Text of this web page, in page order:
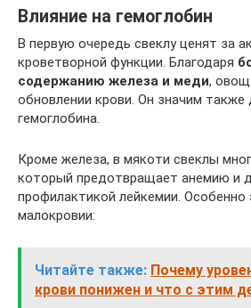
Влияние на гемоглобин
В первую очередь свеклу ценят за
кроветворной функции. Благодаря
содержанию железа и меди, овощ
обновлении крови. Он значим также
гемоглобина.
Кроме железа, в мякоти свеклы
который предотвращает анемию и
профилактикой лейкемии.
малокровии:
Читайте также: Почему
крови понижен и что с этим